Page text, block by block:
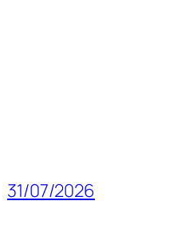
31/07/2026